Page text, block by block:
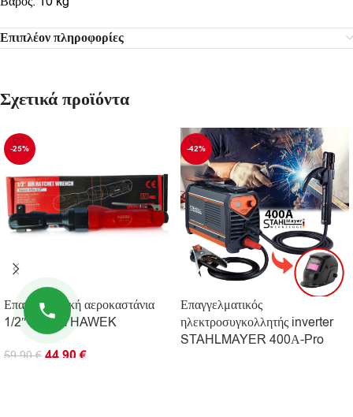
Επιπλέον πληροφορίες
Σχετικά προϊόντα
-25%
Επαγγελματική αεροκαστάνια
1/2″ 80 Nm HAWEK
59.90€ 44.90€
-42%
Επαγγελματικός
ηλεκτροσυγκολλητής inverter
STAHLMAYER 400А-Pro